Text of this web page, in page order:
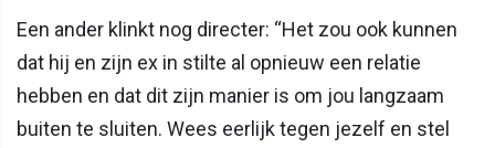
Een ander klinkt nog directer: “Het zou ook kunnen
dat hij en zijn ex in stilte al opnieuw een relatie
hebben en dat dit zijn manier is om jou langzaam
buiten te sluiten. Wees eerlijk tegen jezelf en stel